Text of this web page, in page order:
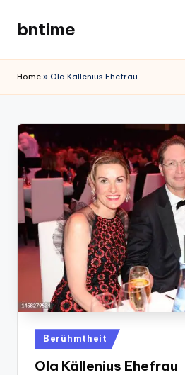
content
bntime
Home » Ola Källenius Ehefrau
Posted
in
Berühmtheit
Ola Källenius Ehefrau